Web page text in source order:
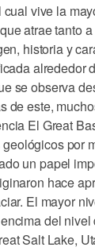
vive la
atrae tanto
historia y
alrededor
se observa
de este,
El Great
por
un papel
hace
El mayor
del
Salt Lake,